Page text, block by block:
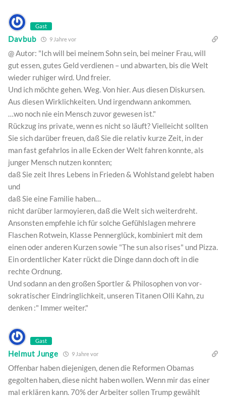
Gast
Davbub 9 Jahre vor
@ Autor: "Ich will bei meinem Sohn sein, bei meiner Frau, will
gut essen, gutes Geld verdienen – und abwarten, bis die Welt
wieder ruhiger wird. Und freier.
Und ich möchte gehen. Weg. Von hier. Aus diesen Diskursen.
Aus diesen Wirklichkeiten. Und irgendwann ankommen.
…wo noch nie ein Mensch zuvor gewesen ist."
Rückzug ins private, wenn es nicht so läuft? Vielleicht sollten
Sie sich darüber freuen, daß Sie die relativ kurze Zeit, in der
man fast gefahrlos in alle Ecken der Welt fahren konnte, als
junger Mensch nutzen konnten;
daß Sie zeit Ihres Lebens in Frieden & Wohlstand gelebt haben
und
daß Sie eine Familie haben…
nicht darüber larmoyieren, daß die Welt sich weiterdreht.
Ansonsten empfehle ich für solche Gefühlslagen mehrere
Flaschen Rotwein, Klasse Pennerglück, kombiniert mit dem
einen oder anderen Kurzen sowie "The sun also rises" und Pizza.
Ein ordentlicher Kater rückt die Dinge dann doch oft in die
rechte Ordnung.
Und sodann an den großen Sportler & Philosophen von vor-
sokratischer Eindringlichkeit, unseren Titanen Olli Kahn, zu
denken :" Immer weiter."
Gast
Helmut Junge 9 Jahre vor
Offenbar haben diejenigen, denen die Reformen Obamas
gegolten haben, diese nicht haben wollen. Wenn mir das einer
mal erklären kann. 70% der Arbeiter sollen Trump gewählt